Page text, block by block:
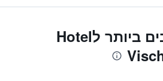
המבצעים הטובים ביותר לHotel